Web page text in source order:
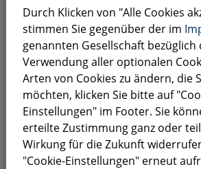
Ihnen für eine persönliche
zur Verfügung.
+49 (0) 871 935250
SCHREIBEN SIE UNS
info@bkp-
Durch Klicken von "Alle Cookies
stimmen Sie gegenüber der im
genannten Gesellschaft bezüglich
Verwendung aller optionalen
Arten von Cookies zu ändern, die
möchten, klicken Sie bitte auf
Einstellungen" im Footer. Sie
erteilte Zustimmung ganz oder
Wirkung für die Zukunft
"Cookie-Einstellungen" erneut